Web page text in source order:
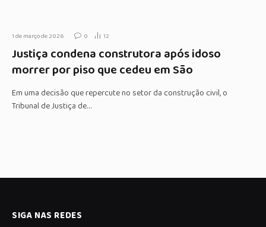
1 de março de 2026 0 12
Justiça condena construtora após idoso
morrer por piso que cedeu em São
Em uma decisão que repercute no setor da construção civil, o
Tribunal de Justiça de…
SIGA NAS REDES